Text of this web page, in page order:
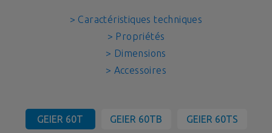
> Caractéristiques techniques
> Propriétés
> Dimensions
> Accessoires
GEIER 60T GEIER 60TB GEIER 60TS